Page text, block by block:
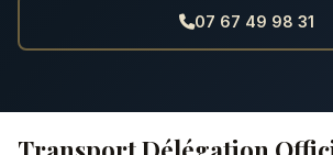
07 67 49 98 31